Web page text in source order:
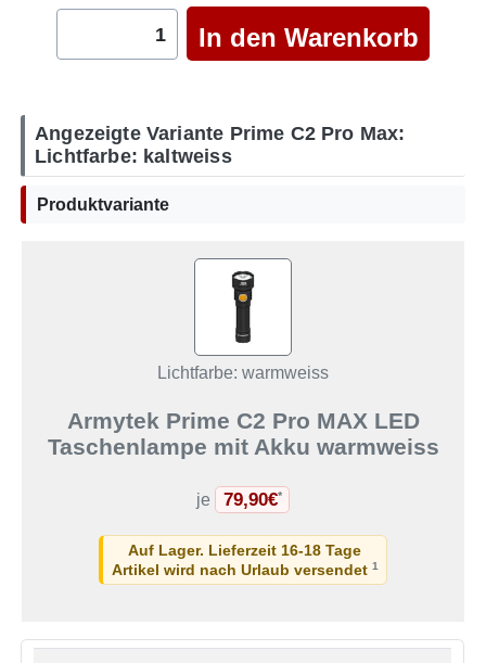
Angezeigte Variante Prime C2 Pro Max:
Lichtfarbe: kaltweiss
Produktvariante
Lichtfarbe: warmweiss
Armytek Prime C2 Pro MAX LED
Taschenlampe mit Akku warmweiss
je 79,90€*
Auf Lager. Lieferzeit 16-18 Tage
Artikel wird nach Urlaub versendet 1